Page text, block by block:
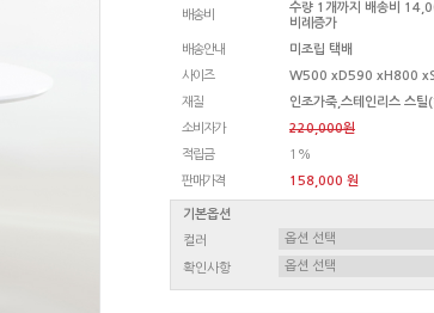
배송비
수량 1개까지 배송비
비례증가
배송안내
미조립 택배
사이즈
W500 xD590 xH800
재질
인조가죽,스테인리스 스틸
소비자가
220,000원
적립금
1%
판매가격
158,000 원
기본옵션
컬러
확인사항